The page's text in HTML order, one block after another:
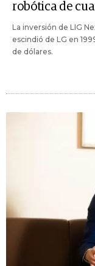
robótica de
La inversión de LIG
escindió de LG en
de dólares.